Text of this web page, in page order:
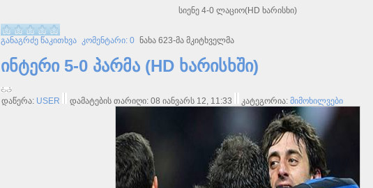
სიენე 4-0 ლაციო(HD ხარისხი)
განაგრძე წაკითხვა კომენტარი: 0 ნახა 623-მა მკიტხველმა
ინტერი 5-0 პარმა (HD ხარისხში)
დაწერა: USER დამატების თარიღი: 08 იანვარს 12, 11:33 კატეგორია: მიმოხილვები